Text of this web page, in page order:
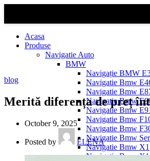
Acasa
Produse
Navigatie Auto
BMW
Navigație BMW
Navigatie Bmw
Navigatie Bmw
Navigatie Bmw
Navigatie Bmw
Navigatie Bmw
Navigatie Bmw
Navigatie Bmw
Navigatie Bmw X1
Navigatie Bmw
blog
Merită diferența de preț
October 9, 2025
Posted by ELENA